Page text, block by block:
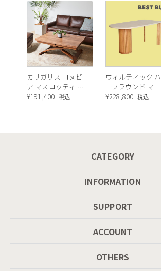
カリガリス コヌビ
ア マスコッティ 伸
長・昇降式テーブ
¥191,400 税込
ウィルティック ハ
ーフラウンド マテ
ィエラ塗装 ダイニ
¥228,800 税込
CATEGORY
INFORMATION
SUPPORT
ACCOUNT
OTHERS